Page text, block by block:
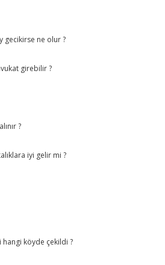
gecikirse ne olur ?
girebilir ?
?
iyi gelir mi ?
hangi köyde çekildi ?